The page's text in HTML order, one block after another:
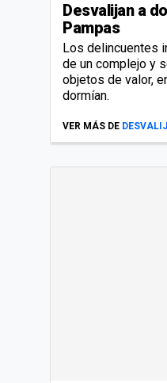
Desvalijan a
Pampas
Los delincuentes
de un complejo y
objetos de valor,
dormían.
VER MÁS DE